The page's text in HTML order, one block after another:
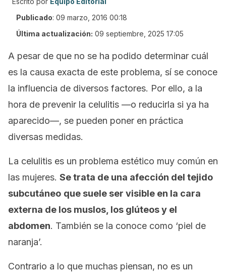
Publicado: 09 marzo, 2016 00:18
Última actualización: 09 septiembre, 2025 17:05
A pesar de que no se ha podido determinar cuál
es la causa exacta de este problema, sí se conoce
la influencia de diversos factores. Por ello, a la
hora de prevenir la celulitis —o reducirla si ya ha
aparecido—, se pueden poner en práctica
diversas medidas.
La celulitis es un problema estético muy común en
las mujeres. Se trata de una afección del tejido
subcutáneo que suele ser visible en la cara
externa de los muslos, los glúteos y el
abdomen. También se la conoce como ‘piel de
naranja’.
Contrario a lo que muchas piensan, no es un